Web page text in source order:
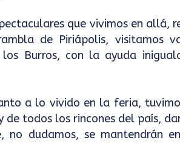
que vivimos en allá,
de Piriápolis, visitamos
Burros, con la ayuda
a lo vivido en la feria,
de todos los rincones del país,
no dudamos, se mantendrán